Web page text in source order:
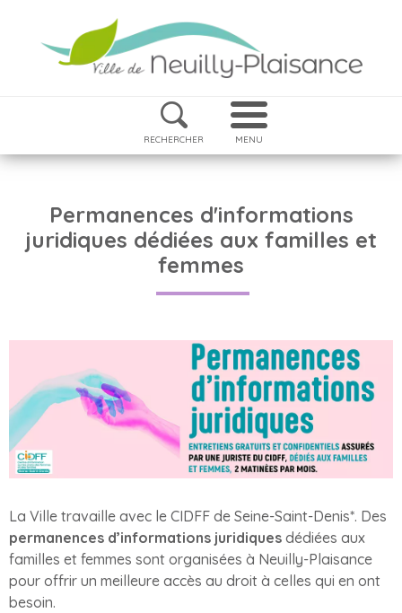
RECHERCHER MENU
Permanences d'informations
juridiques dédiées aux familles et
femmes
La Ville travaille avec le CIDFF de Seine-Saint-Denis*. Des
permanences d’informations juridiques dédiées aux
familles et femmes sont organisées à Neuilly-Plaisance
pour offrir un meilleure accès au droit à celles qui en ont
besoin.